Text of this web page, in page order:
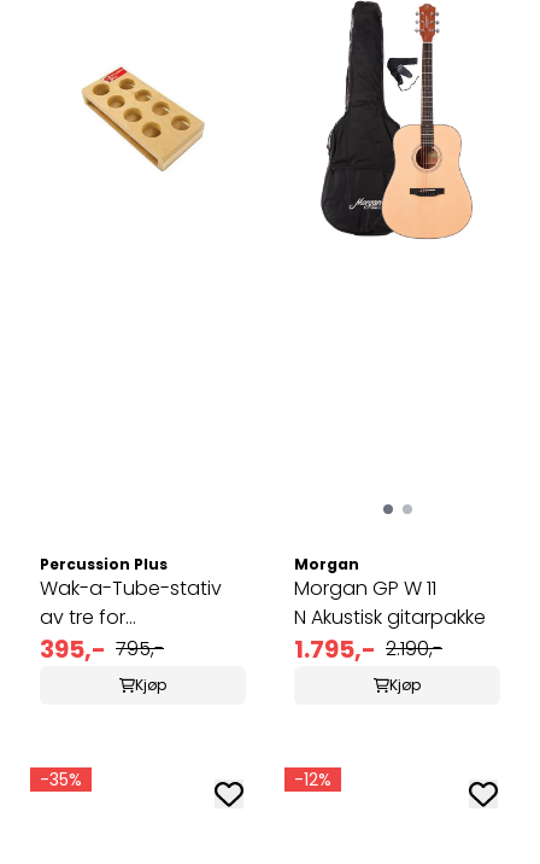
Percussion Plus
Wak-a-Tube-stativ
av tre for
Boomwhackers
395,- 795,-
Kjøp
Morgan
Morgan GP W 11
N Akustisk gitarpakke
1.795,- 2.190,-
Kjøp
-35% -12%